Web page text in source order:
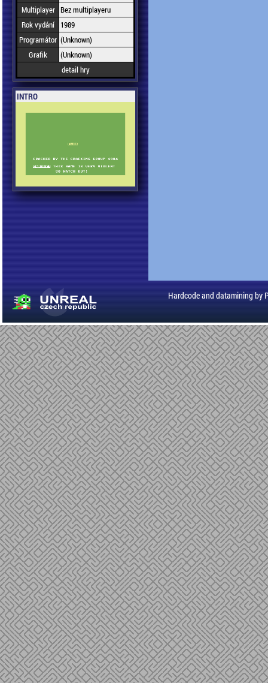
Multiplayer Bez multiplayeru
Rok vydání
1989
Programátor (Unknown)
Grafik
(Unknown)
detail hry
INTRO
Hardcode and datamining by